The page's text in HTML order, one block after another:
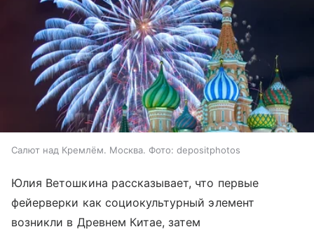
Салют над Кремлём. Москва. Фото: depositphotos
Юлия Ветошкина рассказывает, что первые
фейерверки как социокультурный элемент
возникли в Древнем Китае, затем